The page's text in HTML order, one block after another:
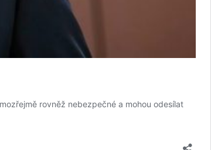
rovněž nebezpečné a mohou odesílat